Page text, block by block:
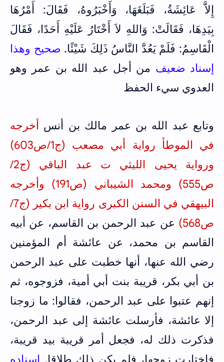
إِلاَّ عَائِشَةُ، فَبَلَغَهَا، وَأَخْبَرُوهُ، فَقَالَ: أَمْرُهَا
بِيَدِهَا، فَقَالَتْ: وَاللهِ لاَ أَخْتَارُ عَلَيْهِ أَحَدًا، فَقَالَ
الْقَاسِمُ: فَلَمْ يَعُدَّ النَّاسُ ذَلِكَ شَيْئًا. صحيح وهذا
إسناد ضعيف من أجل عبد الله بن عمر وهو
العدوي سيء الحفظ
وتابع عبد الله بن عمر مالك بن أنس أخرجه
في الموطأ رواية أبي مصعب (ج1/ص603)
ورواية يحيى الليثي ت عبد الباقي (ج2/
ص555) ومحمد الشيباني (ص191) وأخرجه
البيهقي في السنن الكبرى رواية ابن بكير (ج7/
ص568)
عن عبد الرحمن بن القاسم، عن أبيه
القاسم بن محمد، عن عائشة أم المؤمنين
رضي الله عنها، أنها خطبت على عبد الرحمن
بن أبي بكر، قريبة بنت أبي أمية، فزوجوه، ثم
إنهم عتبوا على عبد الرحمن، فقالوا: ما زوجنا
إلا عائشة، فأرسلت عائشة إلى عبد الرحمن،
فذكرت ذلك له، فجعل أمر قريبة بيد قريبة،